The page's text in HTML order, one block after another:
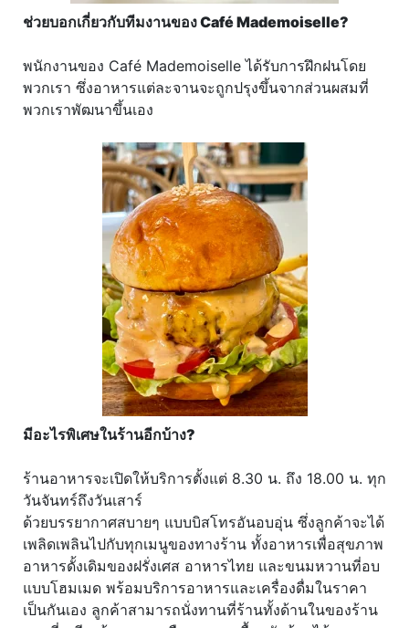
ช่วยบอกเกี่ยวกับทีมงานของ Café Mademoiselle?
พนักงานของ Café Mademoiselle ได้รับการฝึกฝนโดย
พวกเรา ซึ่งอาหารแต่ละจานจะถูกปรุงขึ้นจากส่วนผสมที่
พวกเราพัฒนาขึ้นเอง
มีอะไรพิเศษในร้านอีกบ้าง?
ร้านอาหารจะเปิดให้บริการตั้งแต่ 8.30 น. ถึง 18.00 น. ทุก
วันจันทร์ถึงวันเสาร์
ด้วยบรรยากาศสบายๆ แบบบิสโทรอันอบอุ่น ซึ่งลูกค้าจะได้
เพลิดเพลินไปกับทุกเมนูของทางร้าน ทั้งอาหารเพื่อสุขภาพ
อาหารดั้งเดิมของฝรั่งเศส อาหารไทย และขนมหวานที่อบ
แบบโฮมเมด พร้อมบริการอาหารและเครื่องดื่มในราคา
เป็นกันเอง ลูกค้าสามารถนั่งทานที่ร้านทั้งด้านในของร้าน